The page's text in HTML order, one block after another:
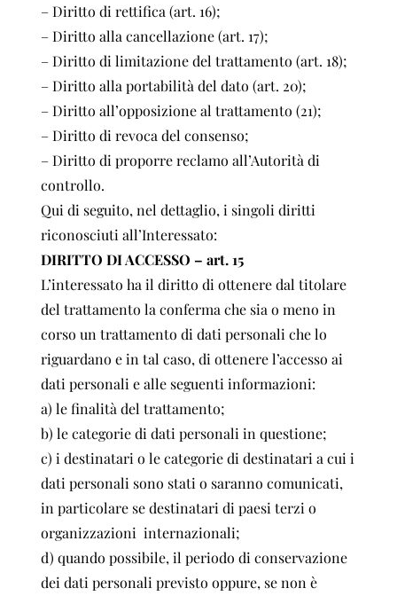
– Diritto di rettifica (art. 16);
– Diritto alla cancellazione (art. 17);
– Diritto di limitazione del trattamento (art. 18);
– Diritto alla portabilità del dato (art. 20);
– Diritto all’opposizione al trattamento (21);
– Diritto di revoca del consenso;
– Diritto di proporre reclamo all’Autorità di
controllo.
Qui di seguito, nel dettaglio, i singoli diritti
riconosciuti all’Interessato:
DIRITTO DI ACCESSO – art. 15
L’interessato ha il diritto di ottenere dal titolare
del trattamento la conferma che sia o meno in
corso un trattamento di dati personali che lo
riguardano e in tal caso, di ottenere l’accesso ai
dati personali e alle seguenti informazioni:
a) le finalità del trattamento;
b) le categorie di dati personali in questione;
c) i destinatari o le categorie di destinatari a cui i
dati personali sono stati o saranno comunicati,
in particolare se destinatari di paesi terzi o
organizzazioni internazionali;
d) quando possibile, il periodo di conservazione
dei dati personali previsto oppure, se non è